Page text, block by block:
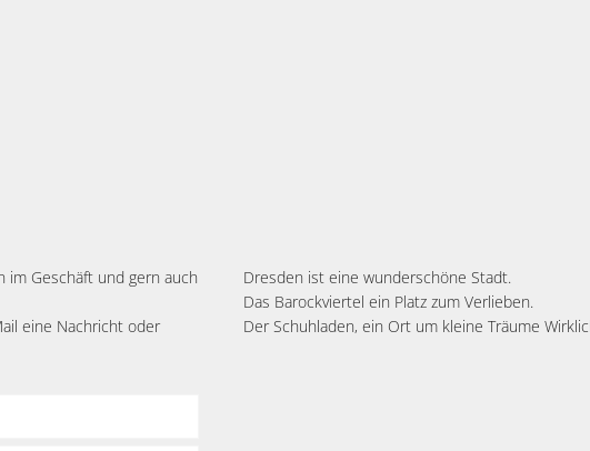
im Geschäft und gern auch
eine Nachricht oder
Dresden ist eine wunderschöne Stadt.
Das Barockviertel ein Platz zum Verlieben.
Der Schuhladen, ein Ort um kleine Träume